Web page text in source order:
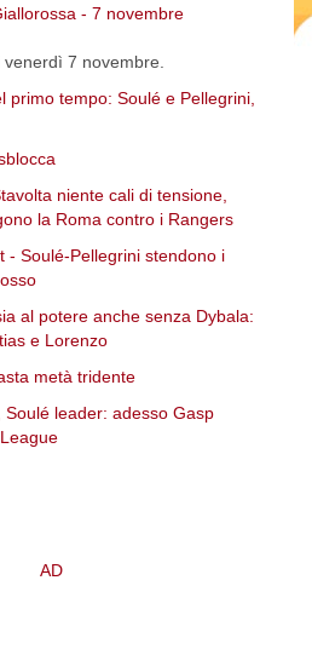
7 novembre.
primo tempo: Soulé e Pellegrini,
niente cali di tensione,
la Roma contro i Rangers
- Soulé-Pellegrini stendono i
al potere anche senza Dybala:
e Lorenzo
metà tridente
leader: adesso Gasp